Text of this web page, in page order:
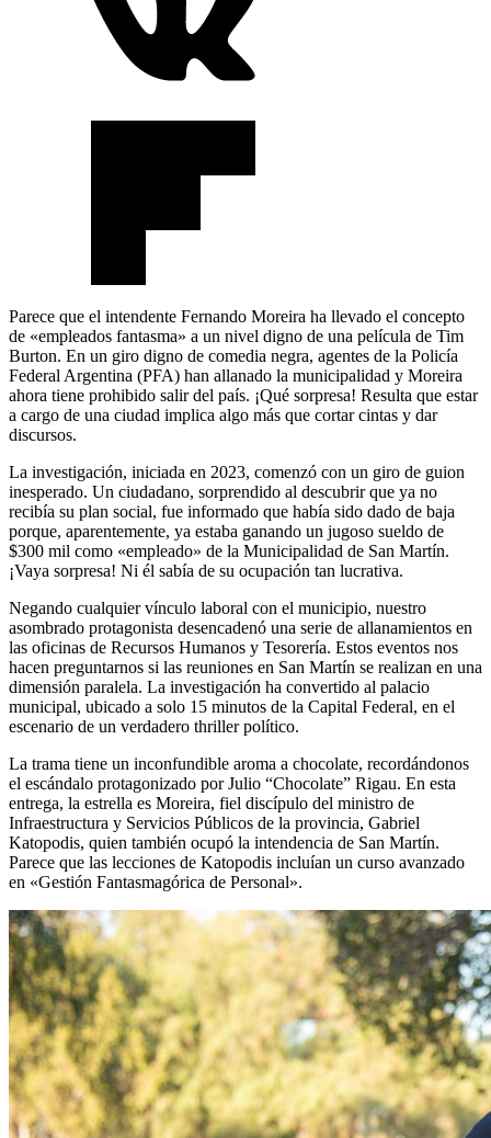
Parece que el intendente Fernando Moreira ha llevado el concepto
de «empleados fantasma» a un nivel digno de una película de Tim
Burton. En un giro digno de comedia negra, agentes de la Policía
Federal Argentina (PFA) han allanado la municipalidad y Moreira
ahora tiene prohibido salir del país. ¡Qué sorpresa! Resulta que estar
a cargo de una ciudad implica algo más que cortar cintas y dar
discursos.
La investigación, iniciada en 2023, comenzó con un giro de guion
inesperado. Un ciudadano, sorprendido al descubrir que ya no
recibía su plan social, fue informado que había sido dado de baja
porque, aparentemente, ya estaba ganando un jugoso sueldo de
$300 mil como «empleado» de la Municipalidad de San Martín.
¡Vaya sorpresa! Ni él sabía de su ocupación tan lucrativa.
Negando cualquier vínculo laboral con el municipio, nuestro
asombrado protagonista desencadenó una serie de allanamientos en
las oficinas de Recursos Humanos y Tesorería. Estos eventos nos
hacen preguntarnos si las reuniones en San Martín se realizan en una
dimensión paralela. La investigación ha convertido al palacio
municipal, ubicado a solo 15 minutos de la Capital Federal, en el
escenario de un verdadero thriller político.
La trama tiene un inconfundible aroma a chocolate, recordándonos
el escándalo protagonizado por Julio “Chocolate” Rigau. En esta
entrega, la estrella es Moreira, fiel discípulo del ministro de
Infraestructura y Servicios Públicos de la provincia, Gabriel
Katopodis, quien también ocupó la intendencia de San Martín.
Parece que las lecciones de Katopodis incluían un curso avanzado
en «Gestión Fantasmagórica de Personal».